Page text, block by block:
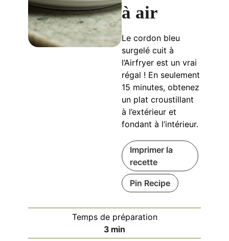
à air
Le cordon bleu
surgelé cuit à
l’Airfryer est un vrai
régal ! En seulement
15 minutes, obtenez
un plat croustillant
à l’extérieur et
fondant à l’intérieur.
Imprimer la
recette
Pin Recipe
Temps de préparation
3minutes
min